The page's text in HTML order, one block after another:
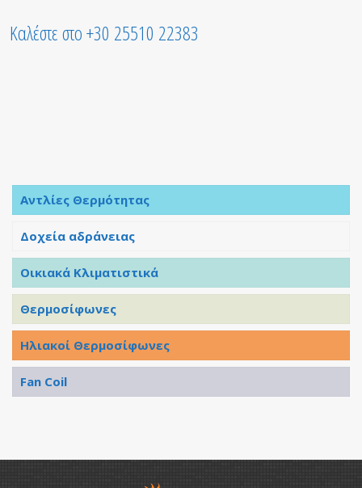
Καλέστε στο +30 25510 22383
Αντλίες Θερμότητας
Δοχεία αδράνειας
Οικιακά Κλιματιστικά
Θερμοσίφωνες
Ηλιακοί Θερμοσίφωνες
Fan Coil